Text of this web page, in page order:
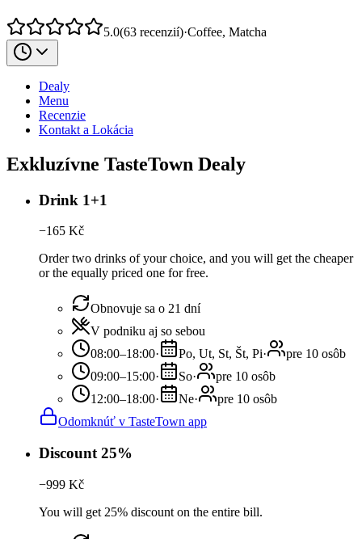
5.0(63 recenzií)·Coffee, Matcha
Dealy
Menu
Recenzie
Kontakt a Lokácia
Exkluzívne TasteTown Dealy
Drink 1+1
−165 Kč
Order two drinks of your choice, and you will get the cheaper
or the equally priced one for free.
Obnovuje sa o 21 dní
V podniku aj so sebou
08:00–18:00· Po, Ut, St, Št, Pi·
pre 10 osôb
09:00–15:00· So·
pre 10 osôb
12:00–18:00· Ne·
pre 10 osôb
Odomknúť v TasteTown app
Discount 25%
−999 Kč
You will get 25% discount on the entire bill.